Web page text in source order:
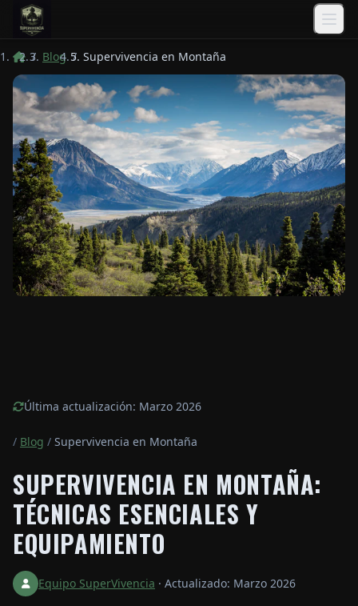
Saltar al contenido principal
/ Blog / Supervivencia en Montaña
Última actualización: Marzo 2026
/ Blog / Supervivencia en Montaña
SUPERVIVENCIA EN MONTAÑA:
TÉCNICAS ESENCIALES Y
EQUIPAMIENTO
Equipo SuperVivencia · Actualizado: Marzo 2026